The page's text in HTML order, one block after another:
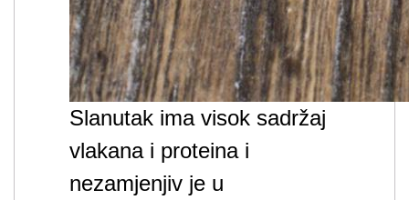
Slanutak ima visok sadržaj
vlakana i proteina i
nezamjenjiv je u